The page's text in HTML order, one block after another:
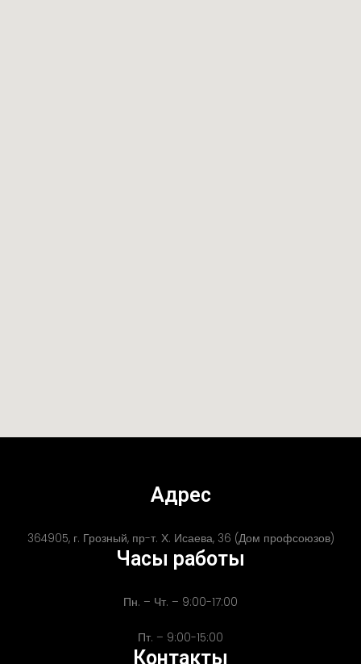
Адрес
364905, г. Грозный, пр-т. Х. Исаева, 36 (Дом профсоюзов)
Часы работы
Пн. – Чт. – 9:00-17:00
Пт. – 9:00-15:00
Контакты